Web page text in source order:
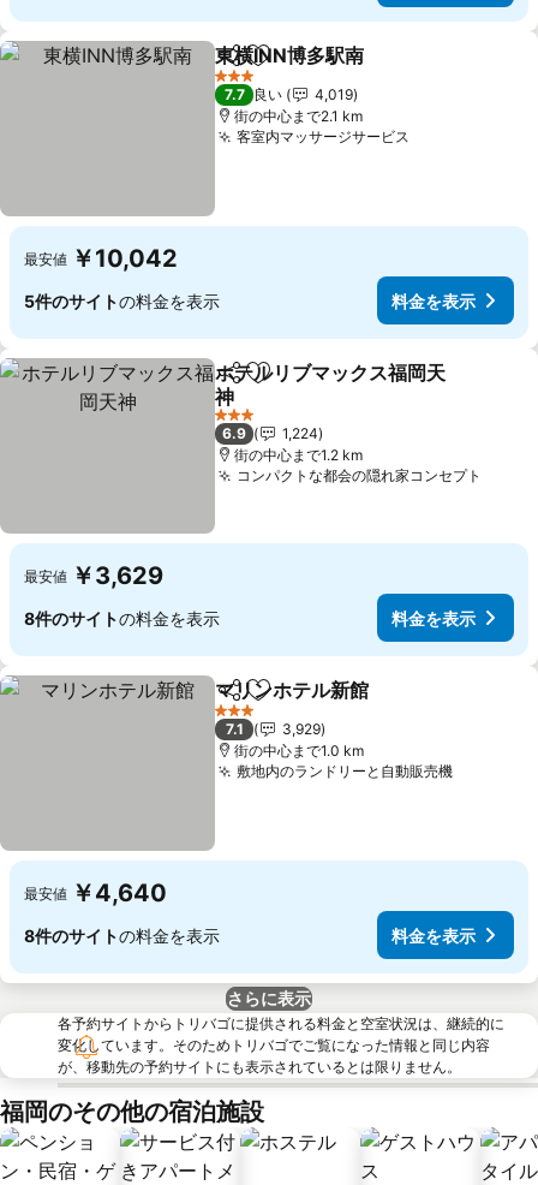
シェアお気に入りに追加
東横INN博多駅南
3 ホテルのランク
7.7 良い
4,019
街の中心まで2.1 km
客室内マッサージサービス
最安値 ￥10,042
5件のサイトの料金を表示 料金を表示
シェアお気に入りに追加
ホテルリブマックス福岡天
神
3 ホテルのランク
6.9
1,224
街の中心まで1.2 km
コンパクトな都会の隠れ家コンセプト
最安値 ￥3,629
8件のサイトの料金を表示 料金を表示
シェアお気に入りに追加
マリンホテル新館
3 ホテルのランク
7.1
3,929
街の中心まで1.0 km
敷地内のランドリーと自動販売機
最安値 ￥4,640
8件のサイトの料金を表示 料金を表示
さらに表示
各予約サイトからトリバゴに提供される料金と空室状況は、継続的に
変化しています。そのためトリバゴでご覧になった情報と同じ内容
が、移動先の予約サイトにも表示されているとは限りません。
福岡のその他の宿泊施設